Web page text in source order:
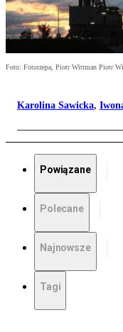
Foto: Fotorzepa, Piotr Wittman Piotr
Karolina Sawicka,
Powiązane
Polecane
Najnowsze
Tagi